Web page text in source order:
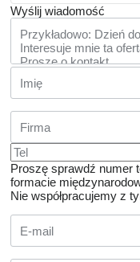
Wyślij wiadomość
Proszę sprawdź numer
formacie
Nie współpracujemy z